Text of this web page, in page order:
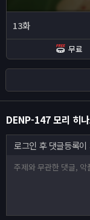
13화
무료
DENP-147 모리 히
로그인 후 댓글등록이